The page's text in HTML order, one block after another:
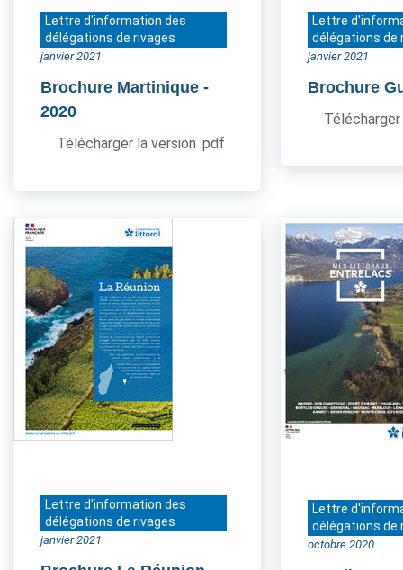
Lettre d'information des
délégations de rivages
janvier 2021
Brochure Martinique -
2020
Télécharger la version .pdf
Lettre
délégations de
janvier 2021
Brochure
Lettre d'information des
délégations de rivages
janvier 2021
Lettre
délégations de
octobre 2020